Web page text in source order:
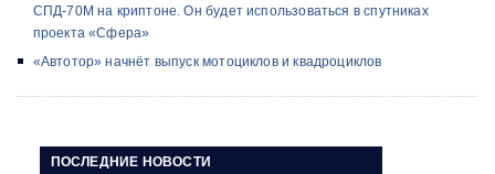
СПД-70М на криптоне. Он будет использоваться в спутниках
проекта «Сфера»
«Автотор» начнёт выпуск мотоциклов и квадроциклов
ПОСЛЕДНИЕ НОВОСТИ